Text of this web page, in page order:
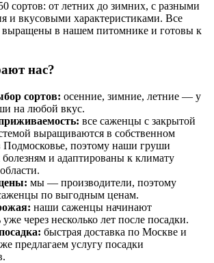
сортов: от летних до зимних, с разными
и вкусовыми характеристиками. Все
в нашем питомнике и готовы к
нас?
сортов: осенние, зимние, летние — у
на любой вкус.
все саженцы с закрытой
выращиваются в собственном
Подмосковье, поэтому наши груши
и адаптированы к климату
мы — производители, поэтому
по выгодным ценам.
наши саженцы начинают
через несколько лет после посадки.
быстрая доставка по Москве и
предлагаем услугу посадки